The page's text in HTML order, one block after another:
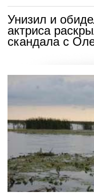
Унизил и
актриса
скандала с